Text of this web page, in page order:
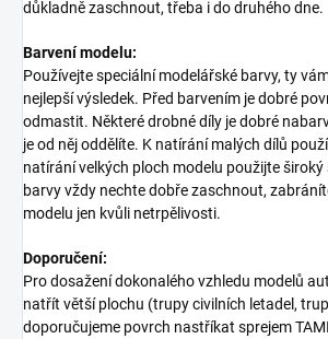
důkladně zaschnout, třeba i do druhého dne.
Barvení modelu:
Používejte speciální modelářské barvy, ty
nejlepší výsledek. Před barvením je dobré
odmastit. Některé drobné díly je dobré
je od něj oddělíte. K natírání malých dílů
natírání velkých ploch modelu použijte
barvy vždy nechte dobře zaschnout,
modelu jen kvůli netrpělivosti.
Doporučení:
Pro dosažení dokonalého vzhledu modelů
natřít větší plochu (trupy civilních letadel,
doporučujeme povrch nastříkat sprejem